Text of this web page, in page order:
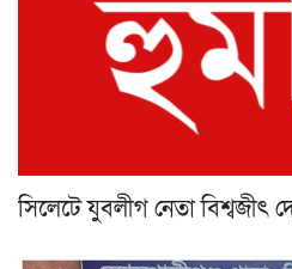
সিলেটে যুবলীগ নেতা বিশ্বজীৎ